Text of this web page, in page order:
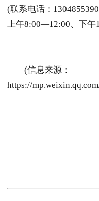
(联系电话：
上午8:00—12:00、下午
(信息来源：
https://